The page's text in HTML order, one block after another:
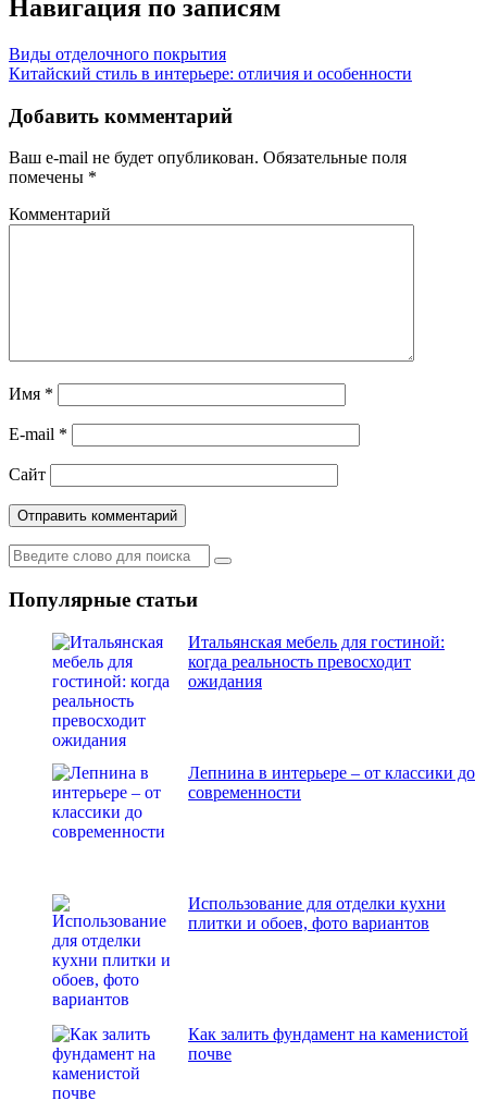
Навигация по записям
Виды отделочного покрытия
Китайский стиль в интерьере: отличия и особенности
Добавить комментарий
Ваш e-mail не будет опубликован. Обязательные поля
помечены *
Комментарий
Имя *
E-mail *
Сайт
Популярные статьи
Итальянская мебель для гостиной:
когда реальность превосходит
ожидания
Лепнина в интерьере – от классики до
современности
Использование для отделки кухни
плитки и обоев, фото вариантов
Как залить фундамент на каменистой
почве